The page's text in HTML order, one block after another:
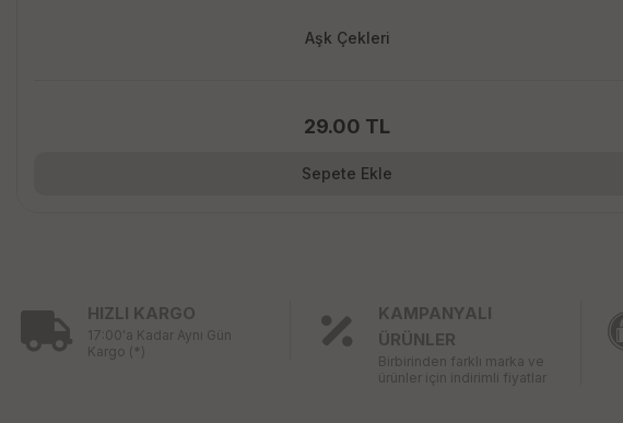
Aşk Çekleri
29.00 TL
Sepete Ekle
HIZLI KARGO
17:00'a Kadar Aynı Gün
Kargo (*)
KAMPANYALI
ÜRÜNLER
Birbirinden farklı marka ve
ürünler için indirimli fiyatlar